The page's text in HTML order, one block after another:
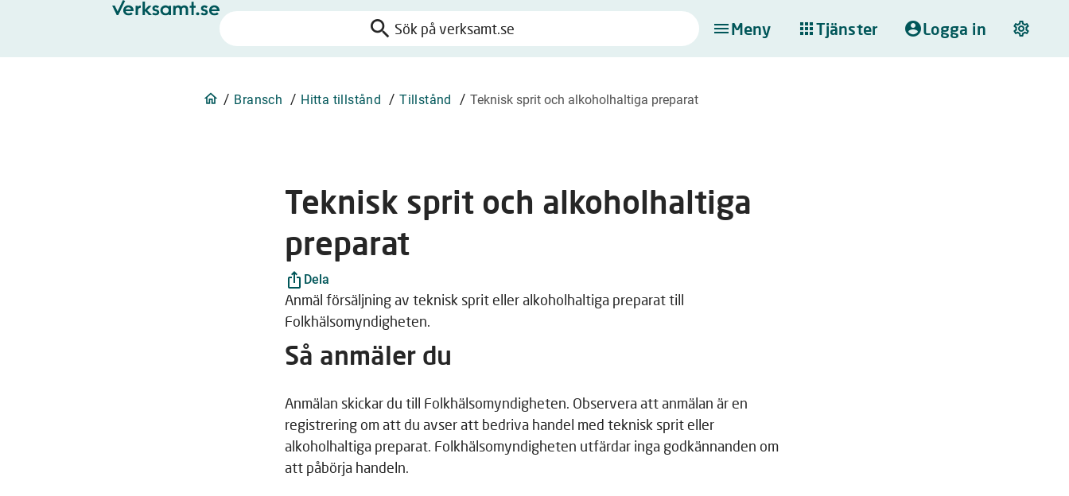
search
Sök
på
Meny Tjänster Logga in
/ Bransch / Hitta tillstånd / Tillstånd / Teknisk sprit och alkoholhaltiga preparat
Teknisk sprit och alkoholhaltiga
preparat
Dela
Anmäl försäljning av teknisk sprit eller alkoholhaltiga preparat till
Folkhälsomyndigheten.
Så anmäler du
Anmälan skickar du till Folkhälsomyndigheten. Observera att anmälan är en
registrering om att du avser att bedriva handel med teknisk sprit eller
alkoholhaltiga preparat. Folkhälsomyndigheten utfärdar inga godkännanden om
att påbörja handeln.